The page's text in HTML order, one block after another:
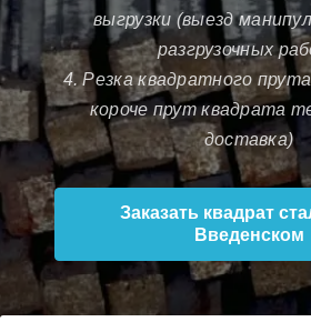
выгрузки (выезд
разгрузочных
4. Резка квадратного
короче прут квадрата
доставка)
Заказать квадрат
Введенском